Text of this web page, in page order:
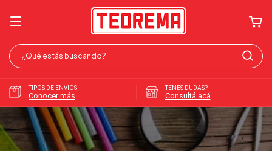
TIPOS DE ENVIOS
Conocer más
TENES DUDAS?
Consultá acá